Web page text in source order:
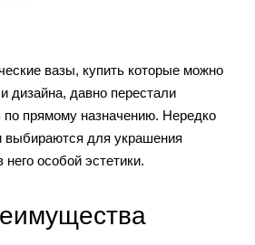
вазы, купить которые можно
дизайна, давно перестали
по прямому назначению. Нередко
выбираются для украшения
особой эстетики.